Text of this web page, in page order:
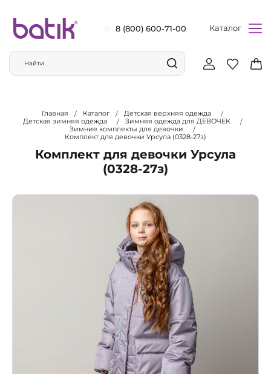
8 (800) 600-71-00 Каталог
Главная Каталог
Детская верхняя одежда
Детская зимняя одежда
Зимняя одежда для ДЕВОЧЕК
Зимние комплекты для девочки
Комплект для девочки Урсула (0328-27з)
Комплект для девочки Урсула
(0328-27з)